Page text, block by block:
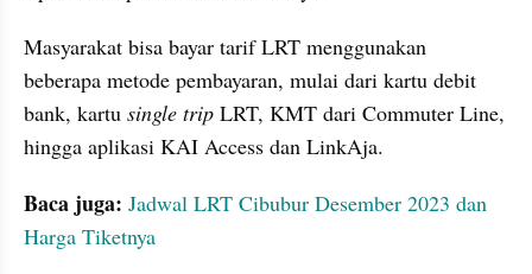
Masyarakat bisa bayar tarif LRT menggunakan
beberapa metode pembayaran, mulai dari kartu debit
bank, kartu single trip LRT, KMT dari Commuter Line,
hingga aplikasi KAI Access dan LinkAja.
Baca juga: Jadwal LRT Cibubur Desember 2023 dan
Harga Tiketnya